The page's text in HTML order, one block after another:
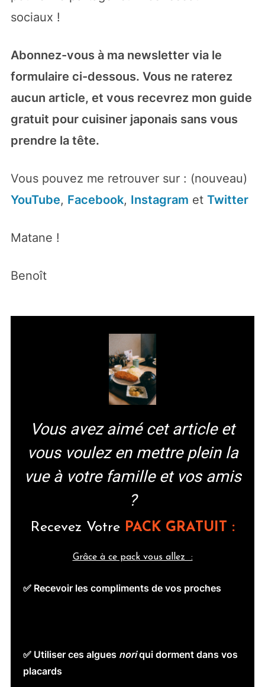
sociaux !
Abonnez-vous à ma newsletter via le
formulaire ci-dessous. Vous ne raterez
aucun article, et vous recevrez mon guide
gratuit pour cuisiner japonais sans vous
prendre la tête.
Vous pouvez me retrouver sur : (nouveau)
YouTube, Facebook, Instagram et Twitter
Matane !
Benoît
Vous avez aimé cet article et
vous voulez en mettre plein la
vue à votre famille et vos amis
?
Recevez Votre PACK GRATUIT :
Grâce à ce pack vous allez :
✅ Recevoir les compliments de vos proches
✅ Utiliser ces alguesnoriqui dorment dans vos
placards
✅Trouver les ingrédients près de chez
vous
de Delivroo et Uber Eats
✅ Utiliser ces alguesnoriqui dorment
dans vos placards
Je déteste les spams ! Votre adresse e-mail ne sera
jamais cédée ni revendue.
En cliquant sur "Oui je veux
semaine des infos et des recettes pour cuisiner
désabonner à tout instant.